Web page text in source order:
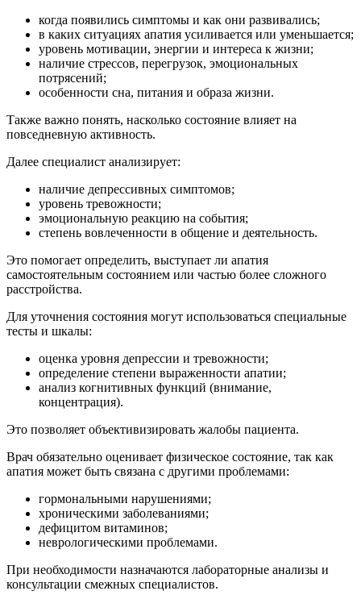
когда появились симптомы и как они развивались;
в каких ситуациях апатия усиливается или уменьшается;
уровень мотивации, энергии и интереса к жизни;
наличие стрессов, перегрузок, эмоциональных
потрясений;
особенности сна, питания и образа жизни.
Также важно понять, насколько состояние влияет на
повседневную активность.
Далее специалист анализирует:
наличие депрессивных симптомов;
уровень тревожности;
эмоциональную реакцию на события;
степень вовлеченности в общение и деятельность.
Это помогает определить, выступает ли апатия
самостоятельным состоянием или частью более сложного
расстройства.
Для уточнения состояния могут использоваться специальные
тесты и шкалы:
оценка уровня депрессии и тревожности;
определение степени выраженности апатии;
анализ когнитивных функций (внимание,
концентрация).
Это позволяет объективизировать жалобы пациента.
Врач обязательно оценивает физическое состояние, так как
апатия может быть связана с другими проблемами:
гормональными нарушениями;
хроническими заболеваниями;
дефицитом витаминов;
неврологическими проблемами.
При необходимости назначаются лабораторные анализы и
консультации смежных специалистов.